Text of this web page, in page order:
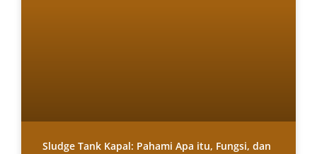
Sludge Tank Kapal: Pahami Apa itu, Fungsi, dan